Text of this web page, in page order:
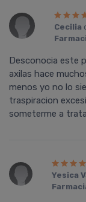
Cecilia
Desconocia este
axilas hace
menos yo no lo
traspiracion
someterme a
Yesica